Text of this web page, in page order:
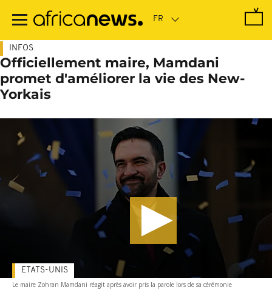
contenu
INFOS
Officiellement maire, Mamdani
promet d'améliorer la vie des New-
Yorkais
Le maire Zohran Mamdani réagit après avoir pris la parole lors de sa cérémonie
ETATS-UNIS